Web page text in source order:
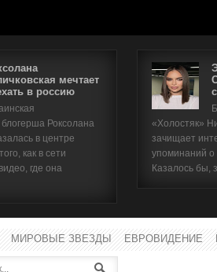
мечтает
в россию
Роксолана
в центре
как в сети
где она
«Холостяк»
зачищает
упоминаний
Казалось бы,
МИРОВЫЕ ЗВЕЗДЫ ЕВРОВИДЕНИЕ
Имя